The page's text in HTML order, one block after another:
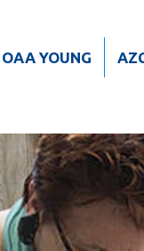
OAA YOUNG